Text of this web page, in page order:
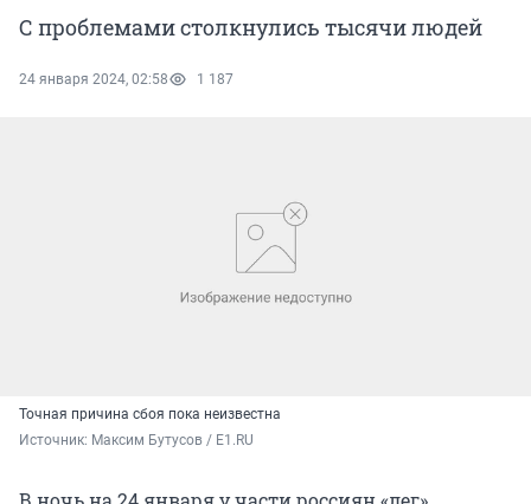
С проблемами столкнулись тысячи людей
24 января 2024, 02:58 1 187
Точная причина сбоя пока неизвестна
Источник: Максим Бутусов / E1.RU